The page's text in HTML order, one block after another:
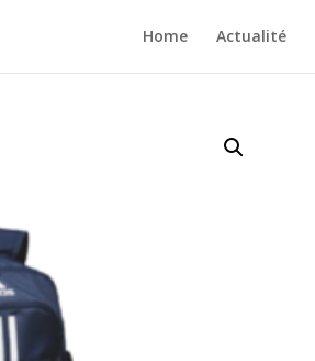
Home Actualité